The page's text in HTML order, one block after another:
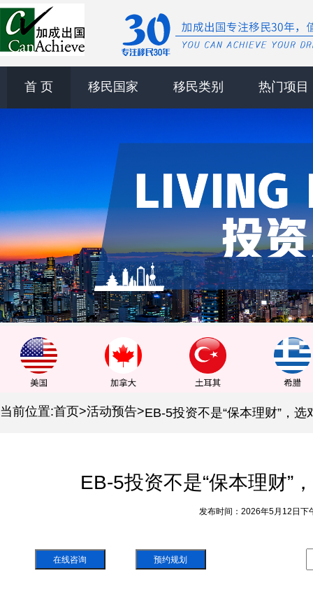
首 页 移民国家 移民类别 热门项目
当前位置:首页>活动预告>
EB-5投资不是“保本理财”
发布时间：2026年5月12日下
在线咨询 预约规划